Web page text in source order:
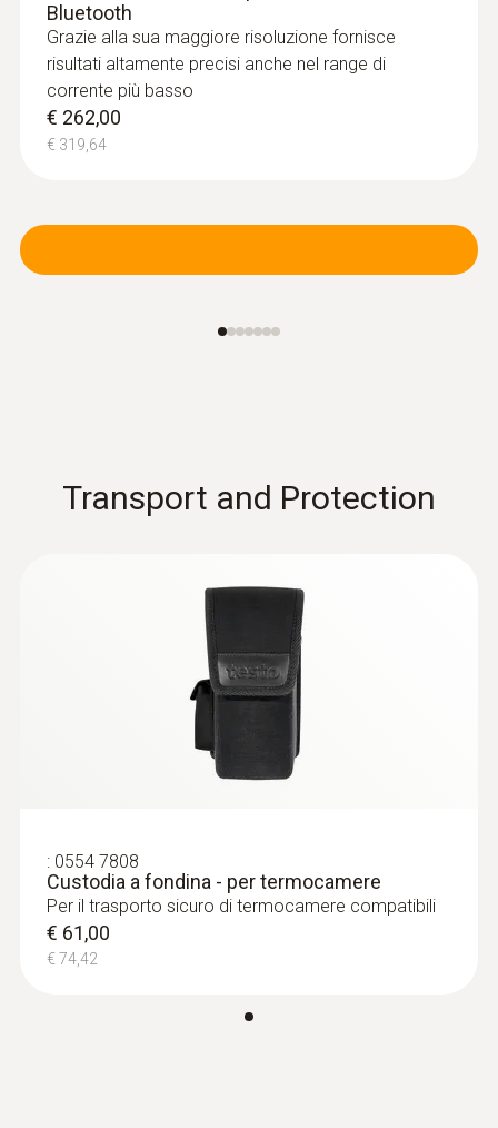
Misurare le temperature di mandata e
ritorno
verificano principalmente nei tetti piani), le
Bluetooth
Grazie alla sua maggiore risoluzione fornisce
risultati altamente precisi anche nel range di
corrente più basso
€ 262,00
€ 319,64
Transport and Protection
: 0554 7808
Custodia a fondina - per termocamere
Per il trasporto sicuro di termocamere compatibili
€ 61,00
€ 74,42